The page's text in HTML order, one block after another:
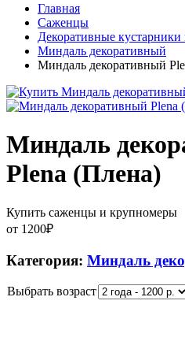
Главная
Саженцы
Декоративные кустарники
Миндаль декоративный
Миндаль декоративный
Миндаль
Plena (Плена)
Купить саженцы и крупномеры
от 1200₽
Категория: Миндаль
Выбрать возраст